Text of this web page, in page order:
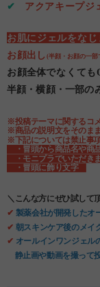
✔ アクアキープジ
お肌にジェルをな
お顔出し (半顔・お顔の一部
お顔全体でなくても
半顔・横顔・一部の
※投稿テーマに関するコ
※商品の説明文をそのま
※下記については禁止事
・冒頭から商品名や商
・モニプラでいただき
・冒頭に飾り文字
＼こんな方にぜひ試して
✔ 製薬会社が開発したオ
✔ 朝スキンケア後のメイ
✔ オールインワンジェル
静止画や動画を撮って